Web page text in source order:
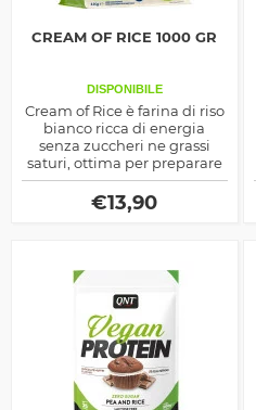
CREAM OF RICE 1000 GR
DISPONIBILE
Cream of Rice è farina di riso
bianco ricca di energia
senza zuccheri ne grassi
saturi, ottima per preparare
porridge o come base per
cucinare pancakes nutrienti
e deliziosi. La farina è
€13,90